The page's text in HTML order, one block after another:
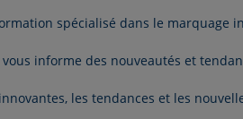
spécialisé dans le marquage
vous informe des nouveautés et
les tendances et les